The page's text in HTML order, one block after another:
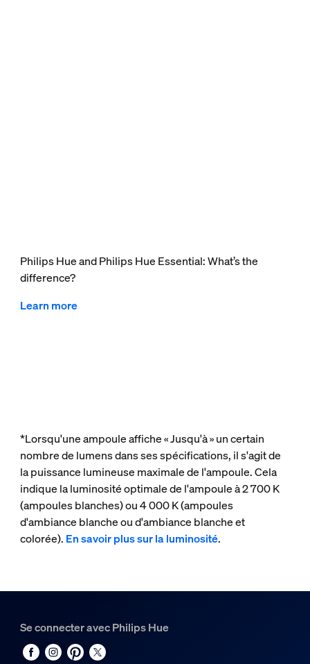
Philips Hue and Philips Hue Essential: What’s the
difference?
Learn more
*Lorsqu'une ampoule affiche « Jusqu'à » un certain
nombre de lumens dans ses spécifications, il s'agit de
la puissance lumineuse maximale de l'ampoule. Cela
indique la luminosité optimale de l'ampoule à 2 700 K
(ampoules blanches) ou 4 000 K (ampoules
d'ambiance blanche ou d'ambiance blanche et
colorée). En savoir plus sur la luminosité.
Se connecter avec Philips Hue